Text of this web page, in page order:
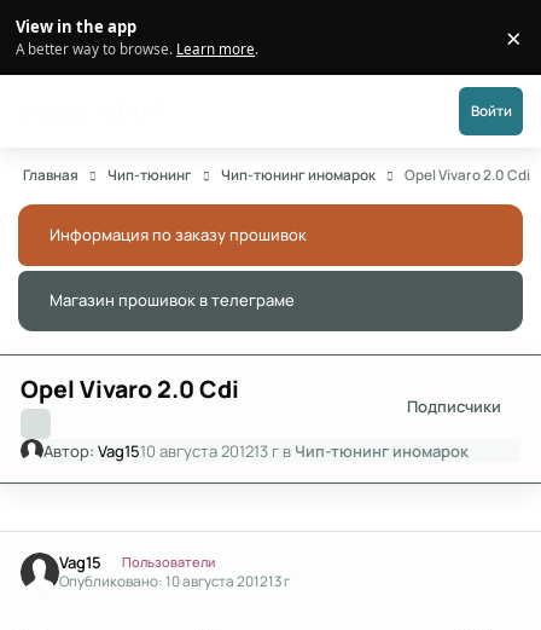
View in the app
A better way to browse. Learn more. ×
Войти
Главная Чип-тюнинг Чип-тюнинг иномарок Opel Vivaro 2.0 Cdi
Информация по заказу прошивок
Магазин прошивок в телеграме
Opel Vivaro 2.0 Cdi
Подписчики
Автор:Vag1510 августа 201213 г в Чип-тюнинг иномарок
Vag15 Пользователи
Опубликовано:10 августа 201213 г